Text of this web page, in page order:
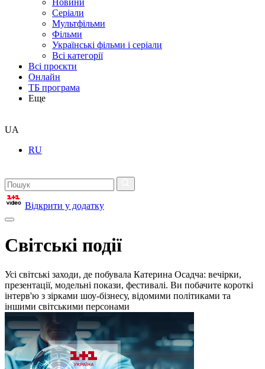
Новини
Серіали
Мультфільми
Фільми
Українські фільми і серіали
Всі категорії
Всі проєкти
Онлайн
ТБ програма
Еще
UA
RU
Відкрити у додатку
Світські події
Усі світські заходи, де побувала Катерина Осадча: вечірки,
презентації, модельні покази, фестивалі. Ви побачите короткі
інтерв'ю з зірками шоу-бізнесу, відомими політиками та
іншими світськими персонами